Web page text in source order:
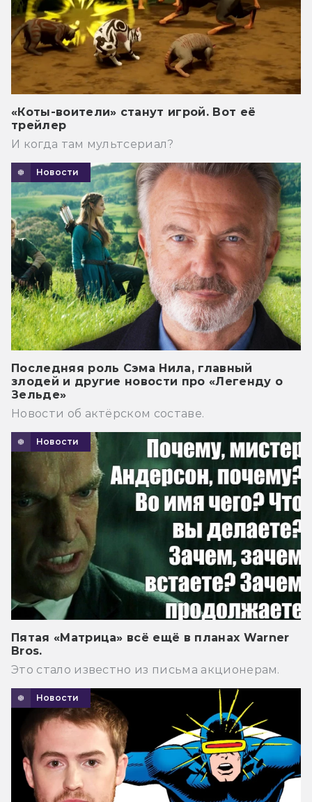
«Коты-воители» станут игрой. Вот её
трейлер
И когда там мультсериал?
Новости
Последняя роль Сэма Нила, главный
злодей и другие новости про «Легенду о
Зельде»
Новости об актёрском составе.
Новости
Пятая «Матрица» всё ещё в планах Warner
Bros.
Это стало известно из письма акционерам.
Новости